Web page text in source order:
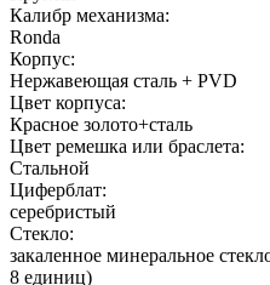
Калибр механизма:
Ronda
Корпус:
Нержавеющая сталь + PVD
Цвет корпуса:
Красное золото+сталь
Цвет ремешка или браслета:
Стальной
Циферблат:
серебристый
Стекло:
закаленное минеральное
8 единиц)